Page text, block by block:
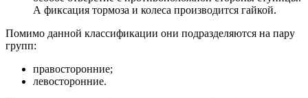
А фиксация тормоза и колеса производится гайкой.
Помимо данной классификации они подразделяются на пару
групп:
правосторонние;
левосторонние.